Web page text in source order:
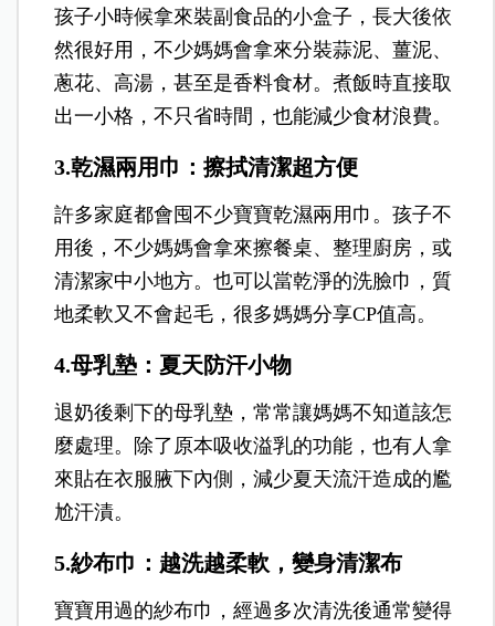
孩子小時候拿來裝副食品的小盒子，長大後依
然很好用，不少媽媽會拿來分裝蒜泥、薑泥、
蔥花、高湯，甚至是香料食材。煮飯時直接取
出一小格，不只省時間，也能減少食材浪費。
3.乾濕兩用巾：擦拭清潔超方便
許多家庭都會囤不少寶寶乾濕兩用巾。孩子不
用後，不少媽媽會拿來擦餐桌、整理廚房，或
清潔家中小地方。也可以當乾淨的洗臉巾，質
地柔軟又不會起毛，很多媽媽分享CP值高。
4.母乳墊：夏天防汗小物
退奶後剩下的母乳墊，常常讓媽媽不知道該怎
麼處理。 除了原本吸收溢乳的功能，也有人拿
來貼在衣服腋下內側，減少夏天流汗造成的尷
尬汗漬。
5.紗布巾：越洗越柔軟，變身清潔布
寶寶用過的紗布巾，經過多次清洗後通常變得